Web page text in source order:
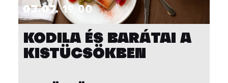
03.07. 19:00
KODILA ÉS BARÁTAI A
KISTÜCSÖKBEN